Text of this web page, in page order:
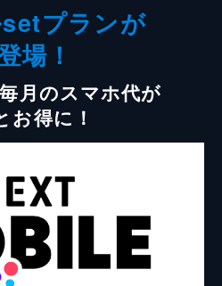
プランが
場！
月のスマホ代が
お得に！